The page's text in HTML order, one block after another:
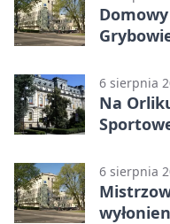
6 sierpnia
Na
6 sierpnia